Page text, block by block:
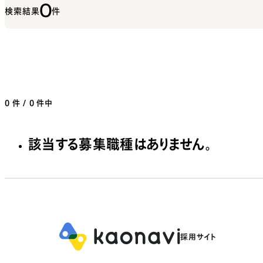
検索結果0件
0 件 / 0 件中
該当する募集職種はありません。